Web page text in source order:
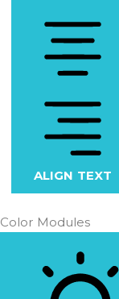
ALIGN TEXT
Color Modules